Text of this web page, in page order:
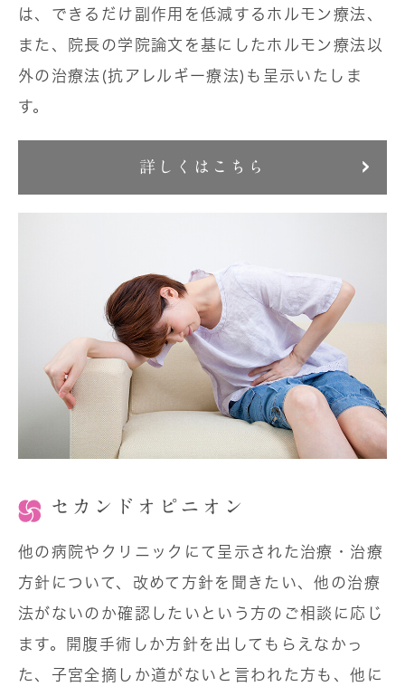
は、できるだけ副作用を低減するホルモン療法、
また、院長の学院論文を基にしたホルモン療法以
外の治療法(抗アレルギー療法)も呈示いたしま
す。
詳しくはこちら
セカンドオピニオン
他の病院やクリニックにて呈示された治療・治療
方針について、改めて方針を聞きたい、他の治療
法がないのか確認したいという方のご相談に応じ
ます。開腹手術しか方針を出してもらえなかっ
た、子宮全摘しか道がないと言われた方も、他に